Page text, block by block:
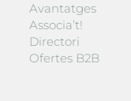
Avantatges
Associa’t!
Directori
Ofertes B2B